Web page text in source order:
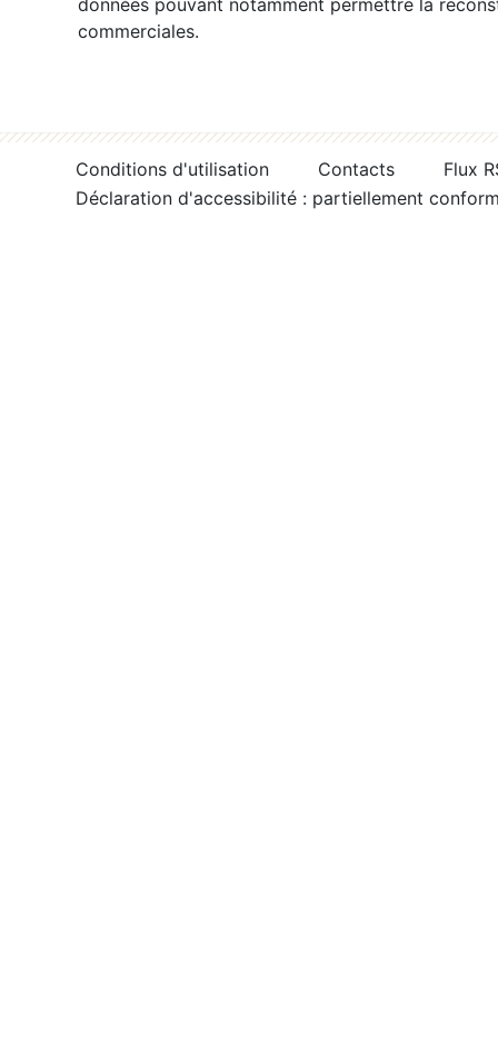
données pouvant notamment permettre la
commerciales.
Conditions d'utilisation Contacts
Flux
Déclaration d'accessibilité : partiellement